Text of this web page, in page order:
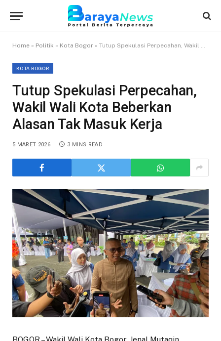
Home » Politik » Kota Bogor » Tutup Spekulasi Perpecahan, Wakil Wali Kota Beberkan Alasan Tak Masuk Kerja
KOTA BOGOR
Tutup Spekulasi Perpecahan,
Wakil Wali Kota Beberkan
Alasan Tak Masuk Kerja
5 MARET 2026 3 MINS READ